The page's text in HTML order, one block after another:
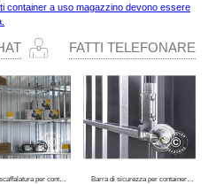
container a uso magazzino devono essere
FATTI TELEFONARE
Barra di sicurezza per container con lucchetto, Rigel, 1 pz.